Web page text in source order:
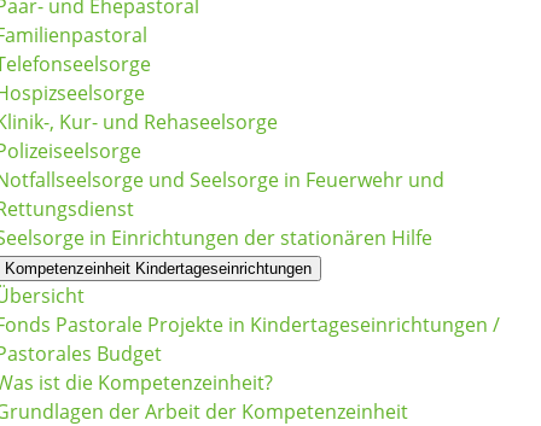
und Ehepastoral
, Kur- und Rehaseelsorge
und Seelsorge in Feuerwehr und
in Einrichtungen der stationären Hilfe
Kompetenzeinheit Kindertageseinrichtungen
Pastorale Projekte in Kindertageseinrichtungen /
Budget
ist die Kompetenzeinheit?
der Arbeit der Kompetenzeinheit